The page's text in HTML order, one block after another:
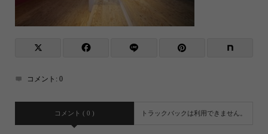
コメント: 0
コメント ( 0 ) トラックバックは利用できません。